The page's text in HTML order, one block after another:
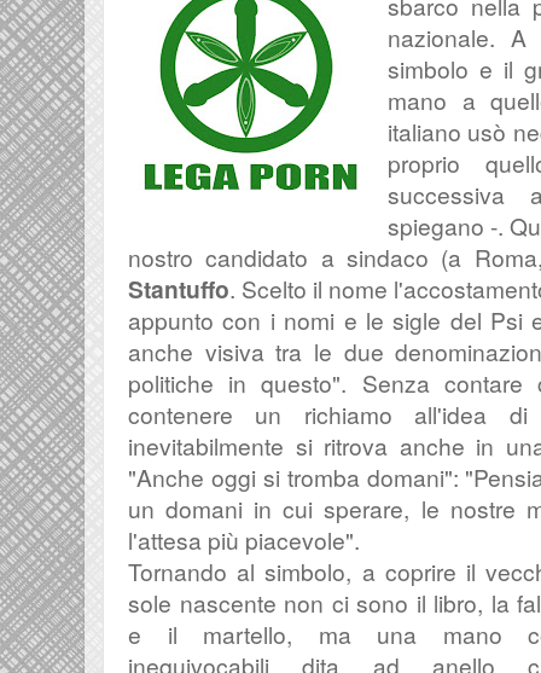
nazionale.
simbolo e il
mano a
italiano usò
proprio
spiegano -.
nostro candidato a sindaco (a
Stantuffo. Scelto il nome
appunto con i nomi e le sigle del Psi
anche visiva tra le due
politiche in questo". Senza contare
contenere un richiamo all'idea
inevitabilmente si ritrova anche in
"Anche oggi si tromba domani": "
un domani in cui sperare, le nostre
l'attesa più piacevole".
Tornando al simbolo, a coprire il
sole nascente non ci sono il libro, la
e il martello, ma una mano
inequivocabili dita ad anello